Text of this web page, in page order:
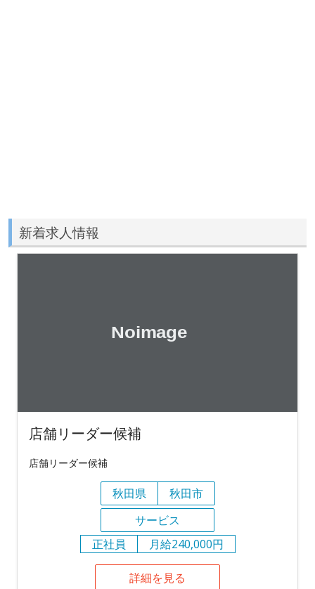
新着求人情報
店舗リーダー候補
店舗リーダー候補
秋田県
秋田市
サービス
正社員
月給240,000円
詳細を見る